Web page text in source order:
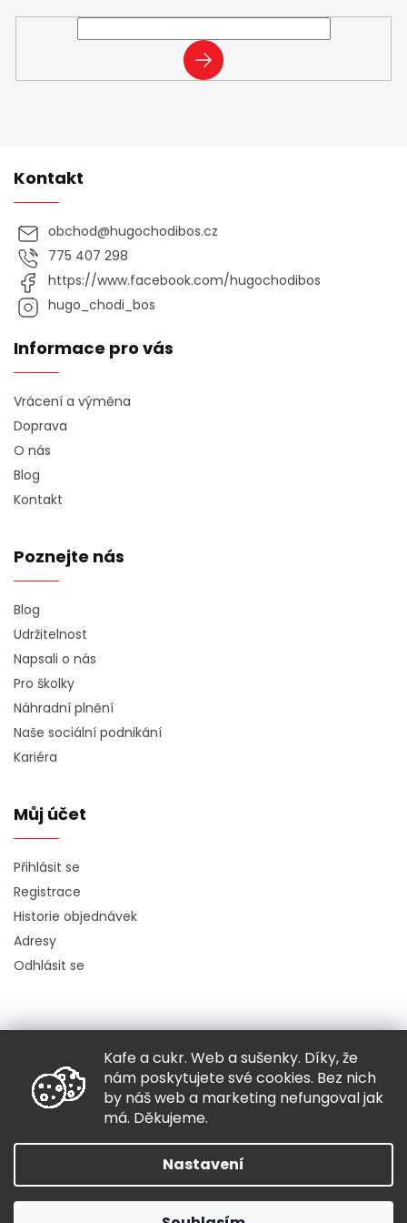
Kafe a cukr. Web a sušenky. Díky, že
nám poskytujete své cookies. Bez nich
by náš web a marketing nefungoval jak
má. Děkujeme.
Nastavení
PŘIHLÁSIT
SE
Kontakt
obchod@hugochodibos.cz
775 407 298
https://www.facebook.com/hugochodibos
hugo_chodi_bos
Informace pro vás
Vrácení a výměna
Doprava
O nás
Blog
Kontakt
Poznejte nás
Blog
Udržitelnost
Napsali o nás
Pro školky
Náhradní plnění
Naše sociální podnikání
Kariéra
Můj účet
Přihlásit se
Registrace
Historie objednávek
Adresy
Odhlásit se
Copyright 2026Hugo chodí bos. Všechna práva vyhrazena.
Grafický návrh vytvořil a nakódovalShoptak.cz